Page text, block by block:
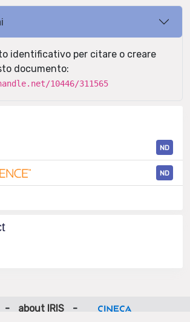
identificativo per citare o creare
documento:
10446/311565
ND
ND
- about IRIS
-